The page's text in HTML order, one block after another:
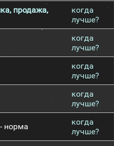
продажа,
когда
лучше?
когда
лучше?
когда
лучше?
когда
лучше?
- норма
когда
лучше?